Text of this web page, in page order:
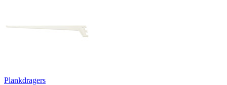
Plankdragers